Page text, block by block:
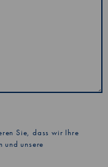
Sie, dass wir Ihre
und unsere